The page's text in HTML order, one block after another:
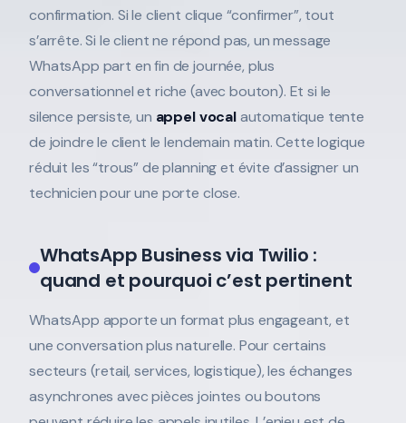
confirmation. Si le client clique “confirmer”, tout
s’arrête. Si le client ne répond pas, un message
WhatsApp part en fin de journée, plus
conversationnel et riche (avec bouton). Et si le
silence persiste, un appel vocalautomatique tente
de joindre le client le lendemain matin. Cette logique
réduit les “trous” de planning et évite d’assigner un
technicien pour une porte close.
WhatsApp Business via Twilio :
quand et pourquoi c’est pertinent
WhatsApp apporte un format plus engageant, et
une conversation plus naturelle. Pour certains
secteurs (retail, services, logistique), les échanges
asynchrones avec pièces jointes ou boutons